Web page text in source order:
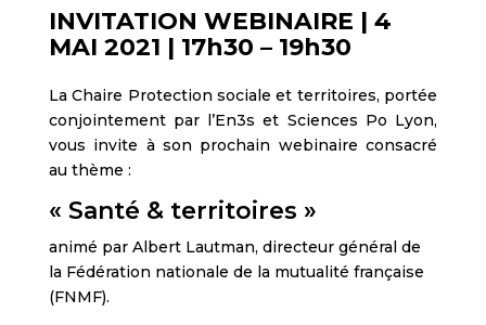
INVITATION WEBINAIRE | 4
MAI 2021 | 17h30 – 19h30
La Chaire Protection sociale et territoires, portée
conjointement par l’En3s et Sciences Po Lyon,
vous invite à son prochain webinaire consacré
au thème :
« Santé & territoires »
animé par Albert Lautman, directeur général de
la Fédération nationale de la mutualité française
(FNMF).